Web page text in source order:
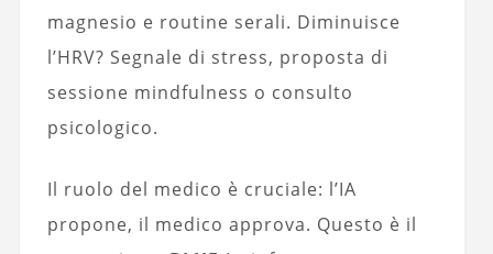
magnesio e routine serali. Diminuisce
l’HRV? Segnale di stress, proposta di
sessione mindfulness o consulto
psicologico.
Il ruolo del medico è cruciale: l’IA
propone, il medico approva. Questo è il